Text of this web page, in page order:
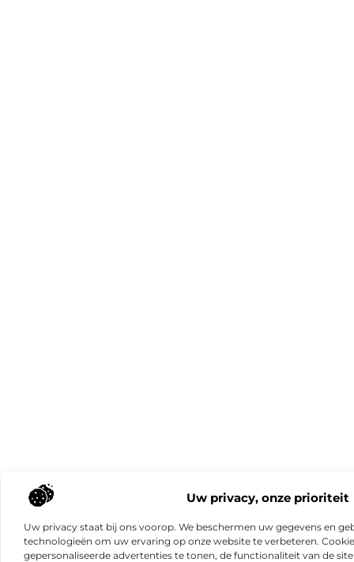
Uw privacy, onze prioriteit
Uw privacy staat bij ons voorop. We beschermen uw gegevens en
technologieën om uw ervaring op onze website te verbeteren.
gepersonaliseerde advertenties te tonen, de functionaliteit van de